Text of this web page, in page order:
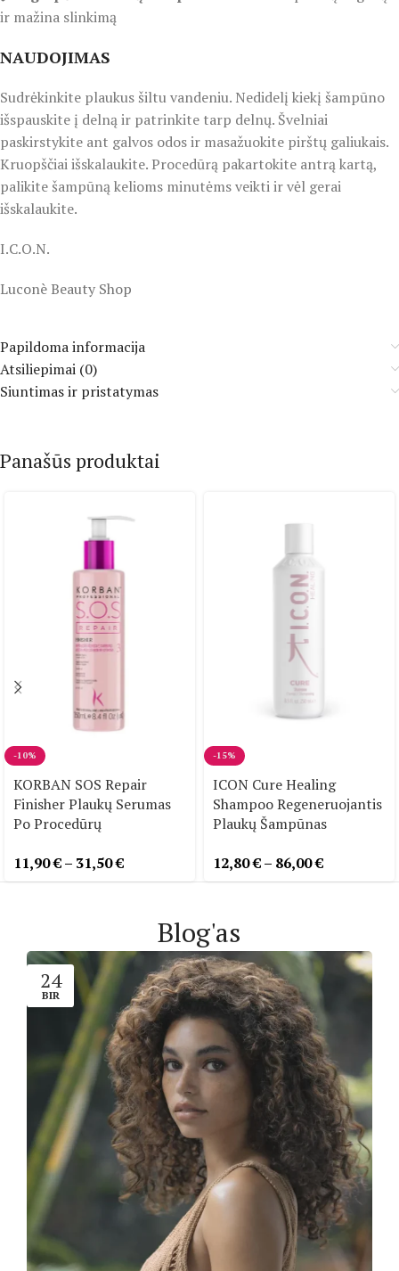
ir mažina slinkimą
NAUDOJIMAS
Sudrėkinkite plaukus šiltu vandeniu. Nedidelį kiekį šampūno
išspauskite į delną ir patrinkite tarp delnų. Švelniai
paskirstykite ant galvos odos ir masažuokite pirštų galiukais.
Kruopščiai išskalaukite. Procedūrą pakartokite antrą kartą,
palikite šampūną kelioms minutėms veikti ir vėl gerai
išskalaukite.
I.C.O.N.
Luconè Beauty Shop
Papildoma informacija
Atsiliepimai (0)
Siuntimas ir pristatymas
Panašūs produktai
-10%
KORBAN SOS Repair
Finisher Plaukų Serumas
Po Procedūrų
11,90€– 31,50€
-15%
ICON Cure Healing
Shampoo Regeneruojantis
Plaukų Šampūnas
12,80€– 86,00€
Blog'as
24
BIR